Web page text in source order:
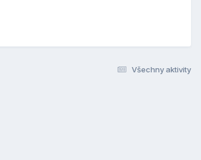
Všechny aktivity